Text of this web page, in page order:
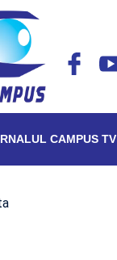
CAMPUS TV